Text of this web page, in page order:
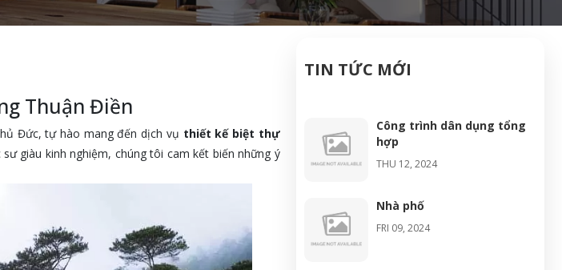
Thuận Điền
Đức, tự hào mang đến dịch vụ thiết kế biệt thự
giàu kinh nghiệm, chúng tôi cam kết biến những ý
TIN TỨC MỚI
Công trình dân dụng tổng
hợp
THU 12, 2024
Nhà phố
FRI 09, 2024